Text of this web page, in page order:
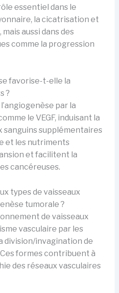
essentiel dans le
la cicatrisation et
aussi dans des
comme la progression
favorise-t-elle la
?
par la
le VEGF, induisant la
sanguins supplémentaires
et les nutriments
et facilitent la
cancéreuses.
types de vaisseaux
tumorale ?
de vaisseaux
vasculaire par les
division/invagination de
formes contribuent à
des réseaux vasculaires